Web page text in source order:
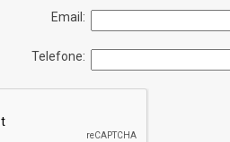
Email:
Telefone: